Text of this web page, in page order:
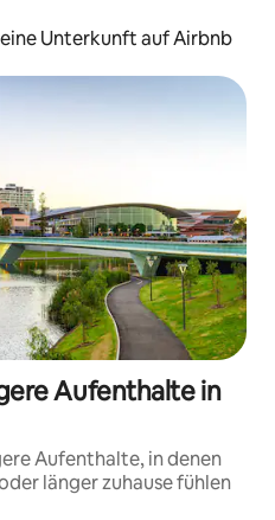
Unterkunft auf Airbnb
Aufenthalte in
Aufenthalte, in denen
länger zuhause fühlen